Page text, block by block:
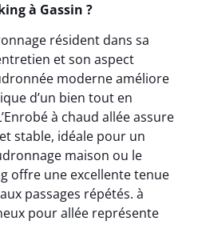
à Gassin ?
résident dans sa
et son aspect
moderne améliore
d’un bien tout en
à chaud allée assure
stable, idéale pour un
maison ou le
offre une excellente tenue
passages répétés. à
pour allée représente